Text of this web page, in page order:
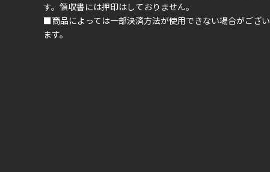
す。領収書には押印はしておりません。
■商品によっては一部決済方法が使用できない場合がござい
ます。